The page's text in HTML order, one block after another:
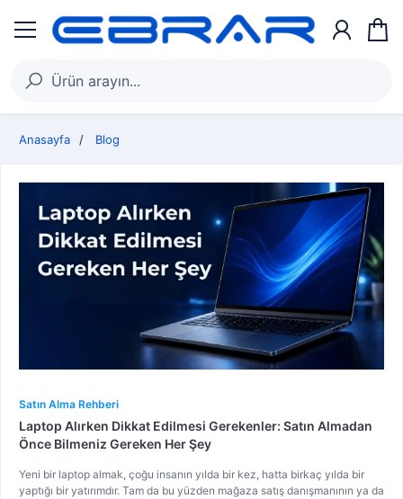
Anasayfa Blog
Satın Alma Rehberi
Laptop Alırken Dikkat Edilmesi Gerekenler: Satın Almadan
Önce Bilmeniz Gereken Her Şey
Yeni bir laptop almak, çoğu insanın yılda bir kez, hatta birkaç yılda bir
yaptığı bir yatırımdır. Tam da bu yüzden mağaza satış danışmanının ya da